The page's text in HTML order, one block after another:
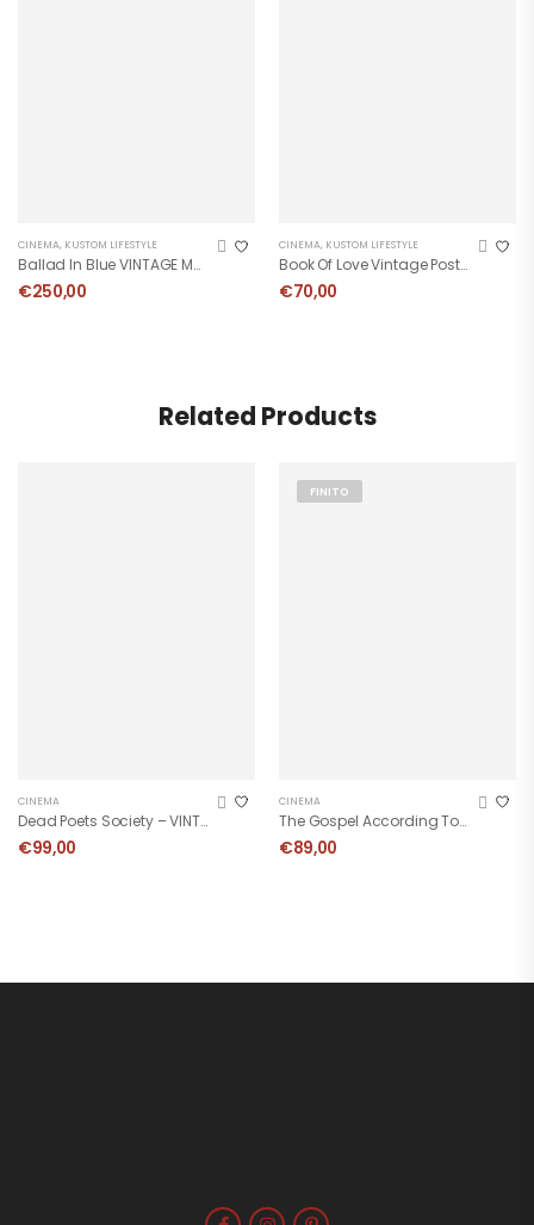
CINEMA, KUSTOM LIFESTYLE
Ballad In Blue VINTAGE MOVIE POSTER
€250,00
CINEMA, KUSTOM LIFESTYLE
Book Of Love Vintage Poster
€70,00
Related Products
CINEMA
Dead Poets Society – VINTAGE POSTER 1989
€99,00
FINITO
CINEMA
The Gospel According To St. Matthew – VINTAGE MOVIE POSTER
€89,00